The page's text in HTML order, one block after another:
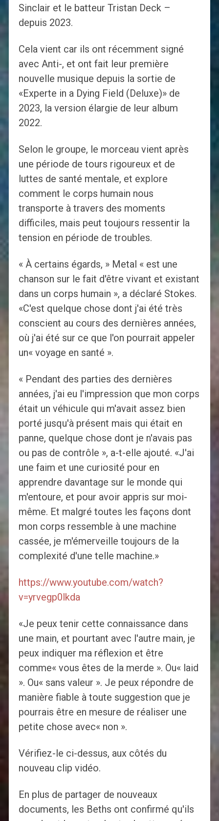
Sinclair et le batteur Tristan Deck –
depuis 2023.
Cela vient car ils ont récemment signé
avec Anti-, et ont fait leur première
nouvelle musique depuis la sortie de
«Experte in a Dying Field (Deluxe)» de
2023, la version élargie de leur album
2022.
Selon le groupe, le morceau vient après
une période de tours rigoureux et de
luttes de santé mentale, et explore
comment le corps humain nous
transporte à travers des moments
difficiles, mais peut toujours ressentir la
tension en période de troubles.
« À certains égards, » Metal « est une
chanson sur le fait d'être vivant et existant
dans un corps humain », a déclaré Stokes.
«C'est quelque chose dont j'ai été très
conscient au cours des dernières années,
où j'ai été sur ce que l'on pourrait appeler
un« voyage en santé ».
« Pendant des parties des dernières
années, j'ai eu l'impression que mon corps
était un véhicule qui m'avait assez bien
porté jusqu'à présent mais qui était en
panne, quelque chose dont je n'avais pas
ou pas de contrôle », a-t-elle ajouté. «J'ai
une faim et une curiosité pour en
apprendre davantage sur le monde qui
m'entoure, et pour avoir appris sur moi-
même. Et malgré toutes les façons dont
mon corps ressemble à une machine
cassée, je m'émerveille toujours de la
complexité d'une telle machine.»
https://www.youtube.com/watch?
v=yrvegp0lkda
«Je peux tenir cette connaissance dans
une main, et pourtant avec l'autre main, je
peux indiquer ma réflexion et être
comme« vous êtes de la merde ». Ou« laid
». Ou« sans valeur ». Je peux répondre de
manière fiable à toute suggestion que je
pourrais être en mesure de réaliser une
petite chose avec« non ».
Vérifiez-le ci-dessus, aux côtés du
nouveau clip vidéo.
En plus de partager de nouveaux
documents, les Beths ont confirmé qu'ils